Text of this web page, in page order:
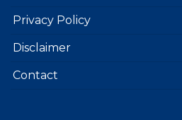
Privacy Policy
Disclaimer
Contact